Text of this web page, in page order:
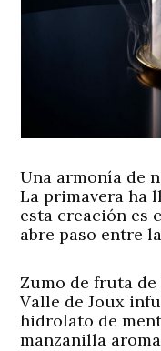
Una armonía de
La primavera ha
esta creación es
abre paso entre
Zumo de fruta
Valle de Joux
hidrolato de
manzanilla